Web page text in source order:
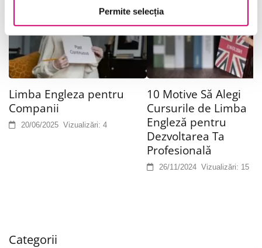
Permite selecția
Limba Engleza pentru
Companii
20/06/2025 Vizualizări: 4
10 Motive Să Alegi
Cursurile de Limba
Engleză pentru
Dezvoltarea Ta
Profesională
26/11/2024 Vizualizări: 15
Categorii